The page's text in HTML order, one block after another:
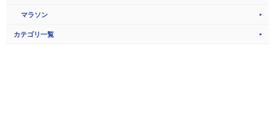
マラソン
カテゴリ一覧